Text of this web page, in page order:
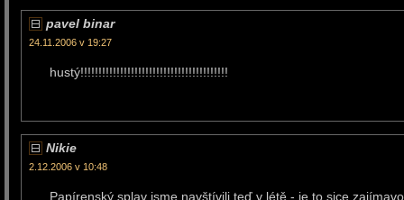
pavel binar
24.11.2006 v 19:27
hustý!!!!!!!!!!!!!!!!!!!!!!!!!!!!!!!!!!!!!!!!!
Nikie
2.12.2006 v 10:48
Papírenský splav jsme navštívili teď v létě - je to sice